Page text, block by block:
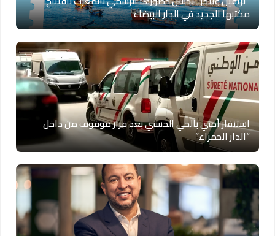
مكتبها الجديد في الدار البيضاء
استنفار أمني بالحي الحسني بعد فرار موقوف من داخل
“الدار الحمراء”